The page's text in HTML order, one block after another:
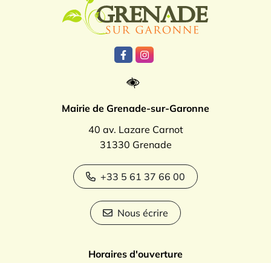
Lien vers le compte Facebook
Lien vers le compte
Mairie de Grenade-sur-Garonne
40 av. Lazare Carnot
31330 Grenade
+33 5 61 37 66 00
Nous écrire
Horaires d'ouverture